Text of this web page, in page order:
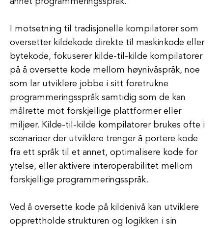
I motsetning til tradisjonelle kompilatorer som
oversetter kildekode direkte til maskinkode eller
bytekode, fokuserer kilde-til-kilde kompilatorer
på å oversette kode mellom høynivåspråk, noe
som lar utviklere jobbe i sitt foretrukne
programmeringsspråk samtidig som de kan
målrette mot forskjellige plattformer eller
miljøer. Kilde-til-kilde kompilatorer brukes ofte i
scenarioer der utviklere trenger å portere kode
fra ett språk til et annet, optimalisere kode for
ytelse, eller aktivere interoperabilitet mellom
forskjellige programmeringsspråk.
Ved å oversette kode på kildenivå kan utviklere
opprettholde strukturen og logikken i sin